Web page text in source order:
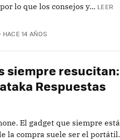
lo que los consejos y... LEER
HACE 14 AÑOS
siempre resucitan:
Respuestas
El gadget que siempre está
la compra suele ser el portátil.